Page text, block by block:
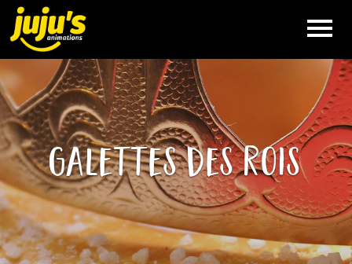
VÉLO
SMOOTHIE
NOS
ANIMATIONS
QUE FAIT
JUJU’S
galettes des rois